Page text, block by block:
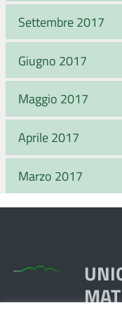
Settembre 2017
Giugno 2017
Maggio 2017
Aprile 2017
Marzo 2017